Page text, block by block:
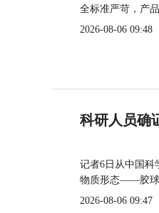
全标准严苛，产
2026-08-06 09:48
科研人员确
记者6日从中国科
物质形态——胶球
2026-08-06 09:47